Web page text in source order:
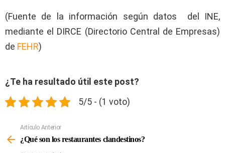
(Fuente de la información según datos del INE,
mediante el DIRCE (Directorio Central de Empresas)
de FEHR)
¿Te ha resultado útil este post?
5/5 - (1 voto)
Más
Artículo Anterior
¿Qué son los restaurantes clandestinos?